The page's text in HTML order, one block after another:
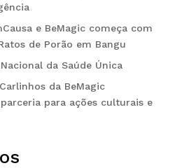
e BeMagic começa com
de Porão em Bangu
da Saúde Única
da BeMagic
para ações culturais e